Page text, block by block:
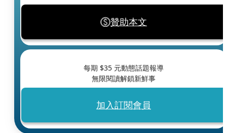
贊助本文
每期 $35 元動態話題報導
無限閱讀解鎖新鮮事
加入訂閱會員